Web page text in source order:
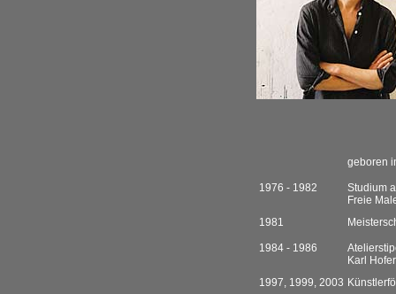
geboren
1976 - 1982
Studium
Freie
1981
1984 - 1986
Karl
1997, 1999, 2003